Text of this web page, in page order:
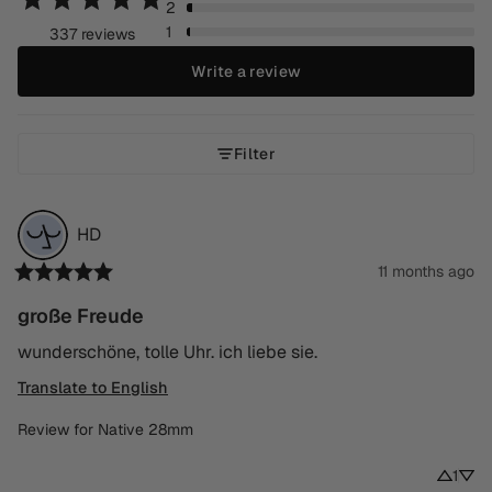
337 reviews
2
1
Write a review
Filter
HD
11 months ago
große Freude
wunderschöne, tolle Uhr. ich liebe sie.
Translate to English
Review for Native 28mm
1